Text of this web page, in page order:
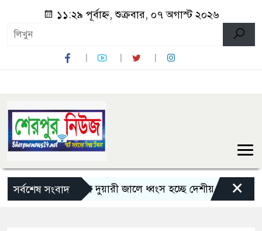
১১:২৯ পূর্বাহ্ন, শুক্রবার, ০৭ অগাস্ট ২০২৬
সর্বশেষ সংবাদ
শেরপুরে চায়না দুয়ারী জালে ধ্বংস হচ্ছে দেশীয় মাছ ×